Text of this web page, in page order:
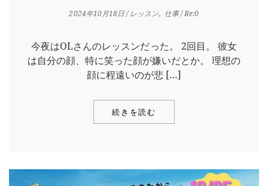
2024年10月18日/レッスン 仕事/ Re:0
今夜はOLさんのレッスンだった。 2回目。 彼女
は自分の顔、特に笑った顔が嫌いだとか。 理想の
顔に程遠いのが悲 […]
続きを読む